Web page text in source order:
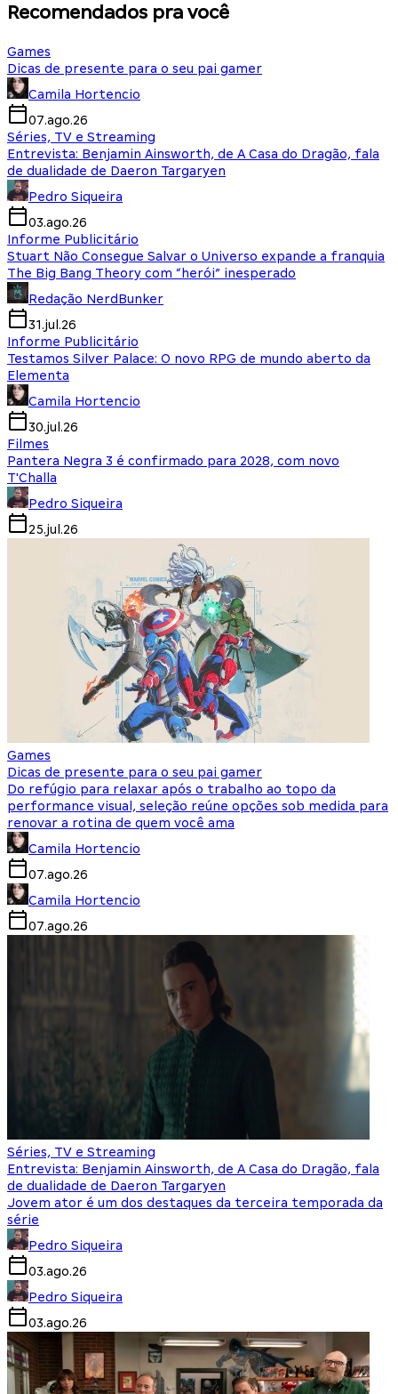
Recomendados pra você
Games
Dicas de presente para o seu pai gamer
Camila Hortencio
07.ago.26
Séries, TV e Streaming
Entrevista: Benjamin Ainsworth, de A Casa do Dragão, fala
de dualidade de Daeron Targaryen
Pedro Siqueira
03.ago.26
Informe Publicitário
Stuart Não Consegue Salvar o Universo expande a franquia
The Big Bang Theory com “herói” inesperado
Redação NerdBunker
31.jul.26
Informe Publicitário
Testamos Silver Palace: O novo RPG de mundo aberto da
Elementa
Camila Hortencio
30.jul.26
Filmes
Pantera Negra 3 é confirmado para 2028, com novo
T'Challa
Pedro Siqueira
25.jul.26
Games
Dicas de presente para o seu pai gamer
Do refúgio para relaxar após o trabalho ao topo da
performance visual, seleção reúne opções sob medida para
renovar a rotina de quem você ama
Camila Hortencio
07.ago.26
Camila Hortencio
07.ago.26
Séries, TV e Streaming
Entrevista: Benjamin Ainsworth, de A Casa do Dragão, fala
de dualidade de Daeron Targaryen
Jovem ator é um dos destaques da terceira temporada da
série
Pedro Siqueira
03.ago.26
Pedro Siqueira
03.ago.26